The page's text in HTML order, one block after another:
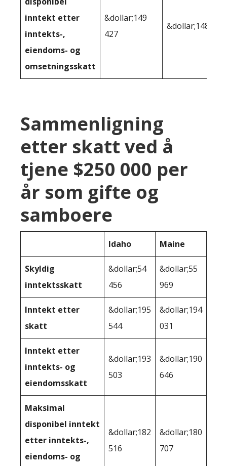
inntekt etter
inntekts-,
eiendoms- og
omsetningsskatt
&dollar;149
427
&dollar;148 000
Sammenligning
etter skatt ved å
tjene $250 000 per
år som gifte og
samboere
Idaho Maine
Skyldig
inntektsskatt
&dollar;54
456
&dollar;55
969
Inntekt etter
skatt
&dollar;195
544
&dollar;194
031
Inntekt etter
inntekts- og
eiendomsskatt
&dollar;193
503
&dollar;190
646
Maksimal
disponibel inntekt
etter inntekts-,
eiendoms- og
&dollar;182
516
&dollar;180
707